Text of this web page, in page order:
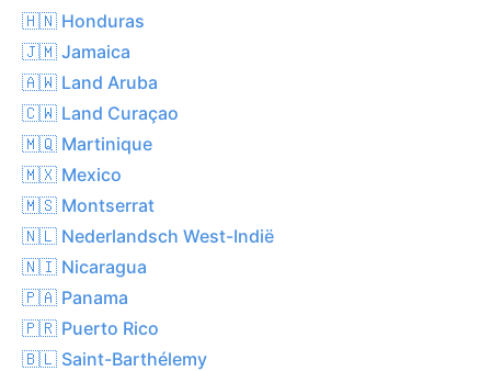
🇭🇳 Honduras
🇯🇲 Jamaica
🇦🇼 Land Aruba
🇨🇼 Land Curaçao
🇲🇶 Martinique
🇲🇽 Mexico
🇲🇸 Montserrat
🇳🇱 Nederlandsch West-Indië
🇳🇮 Nicaragua
🇵🇦 Panama
🇵🇷 Puerto Rico
🇧🇱 Saint-Barthélemy